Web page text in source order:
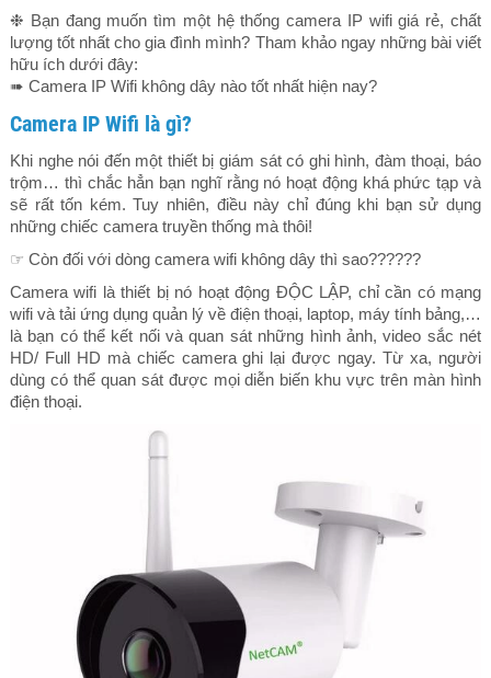
❉ Bạn đang muốn tìm một hệ thống camera IP wifi giá rẻ, chất
lượng tốt nhất cho gia đình mình? Tham khảo ngay những bài viết
hữu ích dưới đây:
➠ Camera IP Wifi không dây nào tốt nhất hiện nay?
Camera IP Wifi là gì?
Khi nghe nói đến một thiết bị giám sát có ghi hình, đàm thoại, báo
trộm… thì chắc hẳn bạn nghĩ rằng nó hoạt động khá phức tạp và
sẽ rất tốn kém. Tuy nhiên, điều này chỉ đúng khi bạn sử dụng
những chiếc camera truyền thống mà thôi!
☞ Còn đối với dòng camera wifi không dây thì sao??????
Camera wifi là thiết bị nó hoạt động ĐỘC LẬP, chỉ cần có mạng
wifi và tải ứng dụng quản lý về điện thoại, laptop, máy tính bảng,…
là bạn có thể kết nối và quan sát những hình ảnh, video sắc nét
HD/ Full HD mà chiếc camera ghi lại được ngay. Từ xa, người
dùng có thể quan sát được mọi diễn biến khu vực trên màn hình
điện thoại.